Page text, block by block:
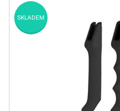
SKLADEM